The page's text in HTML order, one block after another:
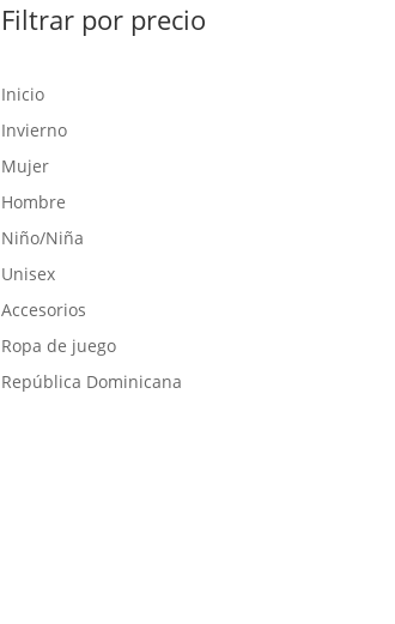
Filtrar por precio
Inicio
Invierno
Mujer
Hombre
Niño/Niña
Unisex
Accesorios
Ropa de juego
República Dominicana